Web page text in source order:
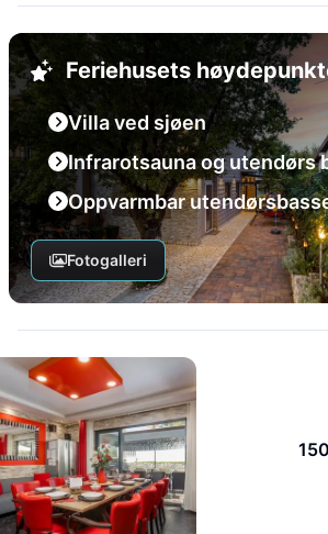
Feriehusets
Villa ved sjøen
Infrarotsauna og utendørs
Oppvarmbar
Fotogalleri